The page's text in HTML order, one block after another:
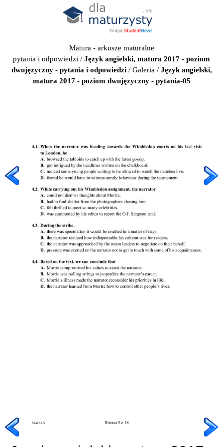
Matura - arkusze maturalne
pytania i odpowiedzi / Język angielski, matura 2017 - poziom
dwujęzyczny - pytania i odpowiedzi/ Galeria / Język angielski,
matura 2017 - poziom dwujęzyczny - pytania-05